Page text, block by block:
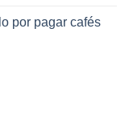
por pagar cafés